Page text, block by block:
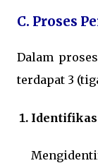
C. Proses
Dalam
terdapat 3